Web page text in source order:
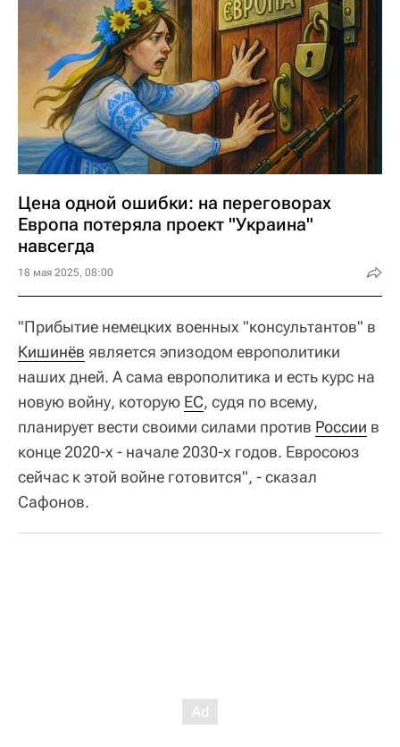
Цена одной ошибки: на переговорах
Европа потеряла проект "Украина"
навсегда
18 мая 2025, 08:00
"Прибытие немецких военных "консультантов" в
Кишинёв является эпизодом европолитики
наших дней. А сама европолитика и есть курс на
новую войну, которую ЕС, судя по всему,
планирует вести своими силами против России в
конце 2020-х - начале 2030-х годов. Евросоюз
сейчас к этой войне готовится", - сказал
Сафонов.